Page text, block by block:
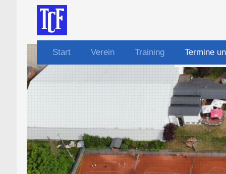
Start Verein Training Termine